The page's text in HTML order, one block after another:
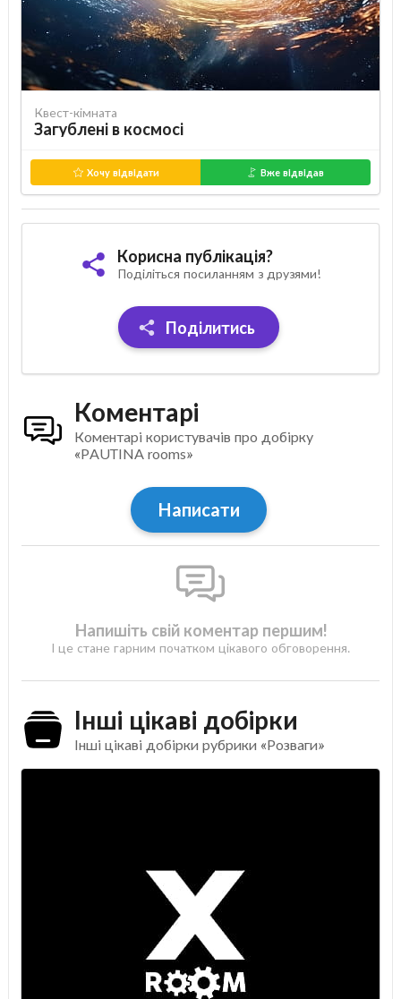
Квест-кімната
Загублені в космосі
Хочу відвідати Вже відвідав
Корисна публікація?
Поділіться посиланням з друзями!
Поділитись
Коментарі
Коментарі користувачів про добірку
«PAUTINA rooms»
Написати
Напишіть свій коментар першим!
І це стане гарним початком цікавого обговорення.
Інші цікаві добірки
Інші цікаві добірки рубрики «Розваги»